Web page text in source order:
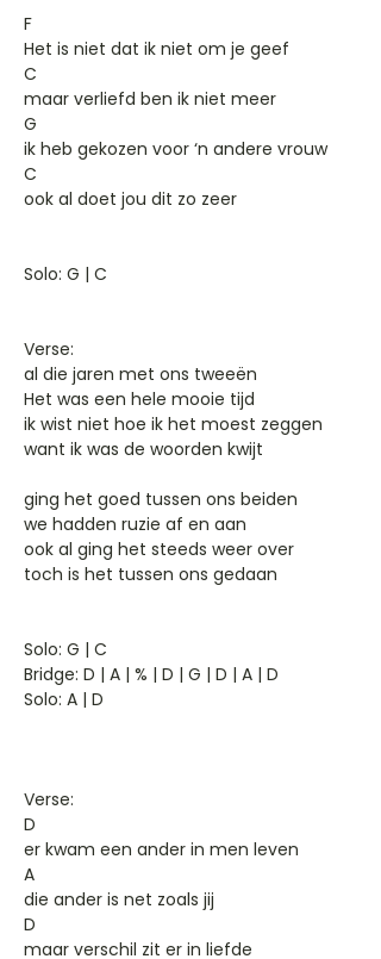
F
Het is niet dat ik niet om je geef
C
maar verliefd ben ik niet meer
G
ik heb gekozen voor ‘n andere vrouw
C
ook al doet jou dit zo zeer
Solo: G | C
Verse:
al die jaren met ons tweeën
Het was een hele mooie tijd
ik wist niet hoe ik het moest zeggen
want ik was de woorden kwijt
ging het goed tussen ons beiden
we hadden ruzie af en aan
ook al ging het steeds weer over
toch is het tussen ons gedaan
Solo: G | C
Bridge: D | A | % | D | G | D | A | D
Solo: A | D
Verse:
D
er kwam een ander in men leven
A
die ander is net zoals jij
D
maar verschil zit er in liefde